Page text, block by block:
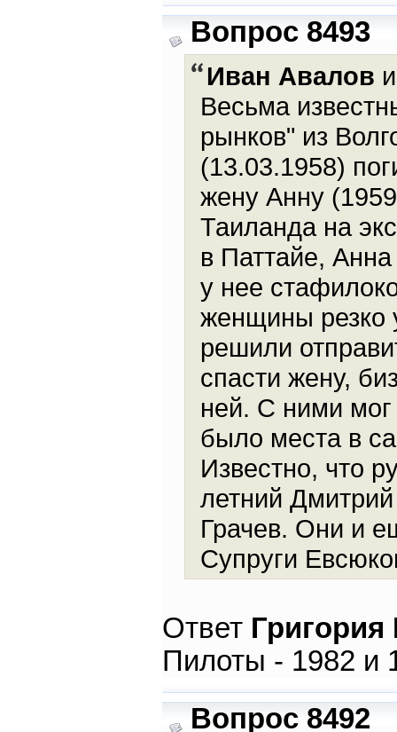
Вопрос 8493
Иван Авалов
Весьма
рынков" из
(13.03.1958)
жену Анну
Таиланда на
в Паттайе,
у нее
женщины резко
решили
спасти жену,
ней. С ними мог
было места в
Известно, что
летний
Грачев. Они и
Супруги
Ответ
Пилоты - 1982 и
Вопрос 8492